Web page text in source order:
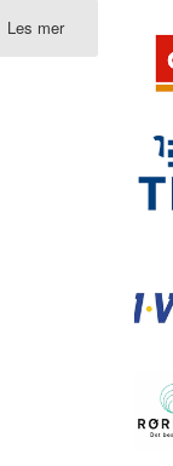
Les mer